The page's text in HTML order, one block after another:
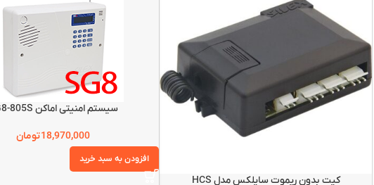
کیت بدون ریموت سایلکس مدل HCS
سیستم امنیتی اماکن SG8-805S
18,970,000تومان
افزودن به سبد خرید